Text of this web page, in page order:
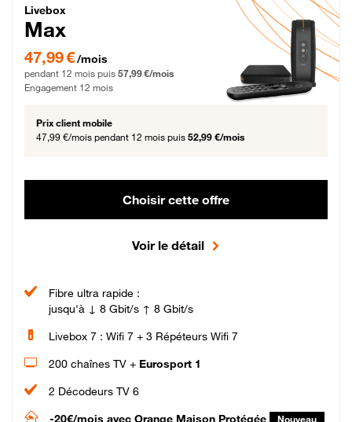
Livebox Max Fibre
Livebox
Max
47,99 € par mois pendant 12 mois puis 57,99 € par mois, Engagement 12 mois
47,99 €/mois
pendant 12 mois puis 57,99 €/mois
Engagement 12 mois
Prix client mobile
47,99 €/mois pendant 12 mois puis 52,99 €/mois
Choisir cette offre
Voir le détail
Fibre ultra rapide :
jusqu'à ↓ 8 Gbit/s ↑ 8 Gbit/s
Livebox 7 : Wifi 7 + 3 Répéteurs Wifi 7
200 chaînes TV + Eurosport 1
2 Décodeurs TV 6
-20€/mois avec Orange Maison Protégée Nouveau